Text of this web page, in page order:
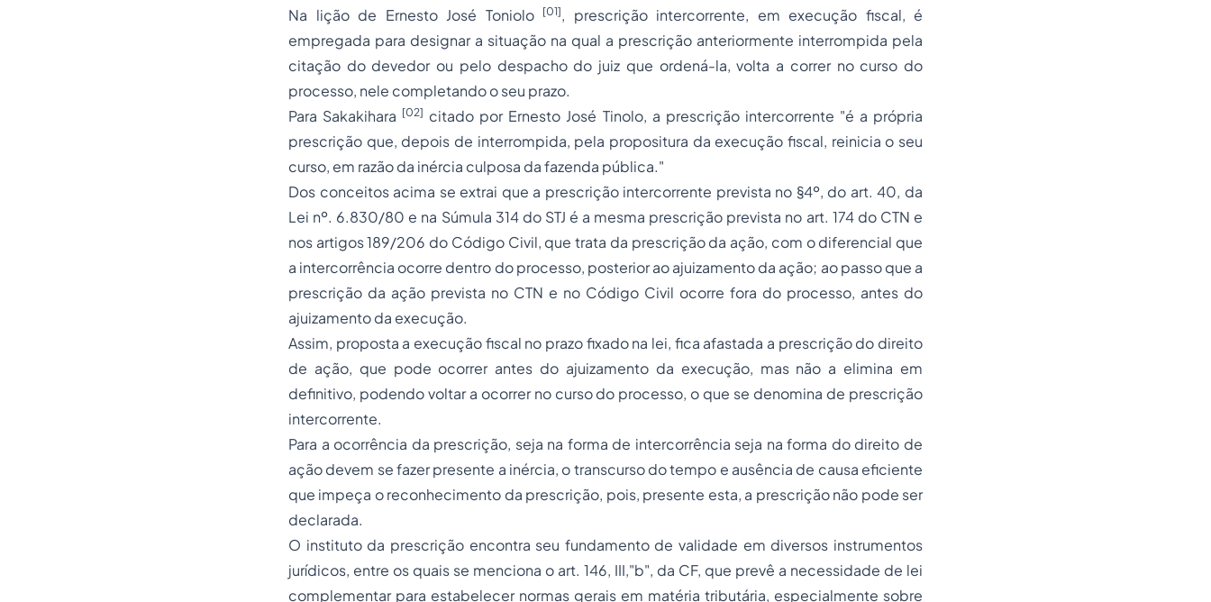
Na lição de Ernesto José Toniolo
[01], prescrição intercorrente, em execução fiscal, é
empregada para designar a situação na qual a prescrição anteriormente interrompida pela
citação do devedor ou pelo despacho do juiz que ordená-la, volta a correr no curso do
processo, nele completando o seu prazo.
Para Sakakihara [02] citado por Ernesto José Tinolo, a prescrição intercorrente "é a própria
prescrição que, depois de interrompida, pela propositura da execução fiscal, reinicia o seu
curso, em razão da inércia culposa da fazenda pública."
Dos conceitos acima se extrai que a prescrição intercorrente prevista no §4º, do art. 40, da
Lei nº. 6.830/80 e na Súmula 314 do STJ é a mesma prescrição prevista no art. 174 do CTN e
nos artigos 189/206 do Código Civil, que trata da prescrição da ação, com o diferencial que
a intercorrência ocorre dentro do processo, posterior ao ajuizamento da ação; ao passo que a
prescrição da ação prevista no CTN e no Código Civil ocorre fora do processo, antes do
ajuizamento da execução.
Assim, proposta a execução fiscal no prazo fixado na lei, fica afastada a prescrição do direito
de ação, que pode ocorrer antes do ajuizamento da execução, mas não a elimina em
definitivo, podendo voltar a ocorrer no curso do processo, o que se denomina de prescrição
intercorrente.
Para a ocorrência da prescrição, seja na forma de intercorrência seja na forma do direito de
ação devem se fazer presente a inércia, o transcurso do tempo e ausência de causa eficiente
que impeça o reconhecimento da prescrição, pois, presente esta, a prescrição não pode ser
declarada.
O instituto da prescrição encontra seu fundamento de validade em diversos instrumentos
jurídicos, entre os quais se menciona o art. 146, III,"b", da CF, que prevê a necessidade de lei
complementar para estabelecer normas gerais em matéria tributária, especialmente sobre